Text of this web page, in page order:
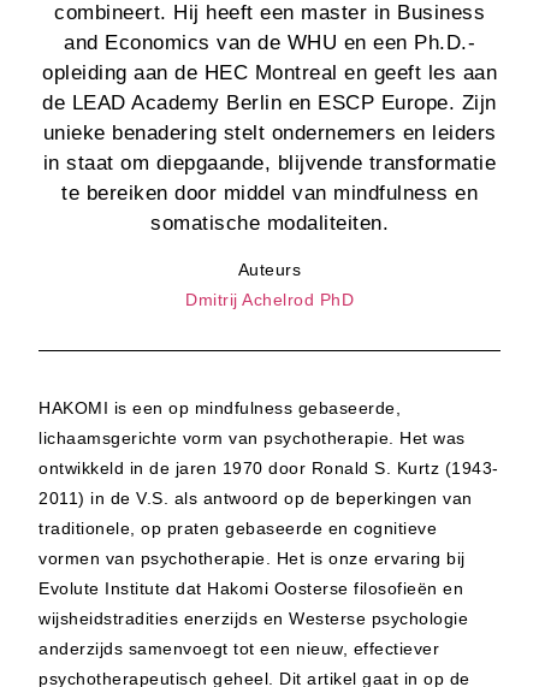
combineert. Hij heeft een master in Business
and Economics van de WHU en een Ph.D.-
opleiding aan de HEC Montreal en geeft les aan
de LEAD Academy Berlin en ESCP Europe. Zijn
unieke benadering stelt ondernemers en leiders
in staat om diepgaande, blijvende transformatie
te bereiken door middel van mindfulness en
somatische modaliteiten.
Auteurs
Dmitrij Achelrod PhD
HAKOMI is een op mindfulness gebaseerde,
lichaamsgerichte vorm van psychotherapie. Het was
ontwikkeld in de jaren 1970 door Ronald S. Kurtz (1943-
2011) in de V.S. als antwoord op de beperkingen van
traditionele, op praten gebaseerde en cognitieve
vormen van psychotherapie. Het is onze ervaring bij
Evolute Institute dat Hakomi Oosterse filosofieën en
wijsheidstradities enerzijds en Westerse psychologie
anderzijds samenvoegt tot een nieuw, effectiever
psychotherapeutisch geheel. Dit artikel gaat in op de